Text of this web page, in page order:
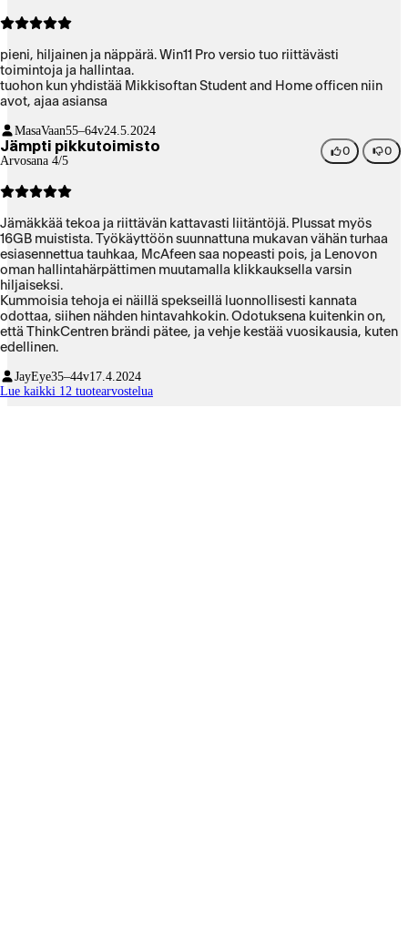
pieni, hiljainen ja näppärä. Win11 Pro versio tuo riittävästi
toimintoja ja hallintaa.
tuohon kun yhdistää Mikkisoftan Student and Home officen niin
avot, ajaa asiansa
MasaVaan55–64v24.5.2024
Jämpti pikkutoimisto
Arvosana 4/5
0 0
Jämäkkää tekoa ja riittävän kattavasti liitäntöjä. Plussat myös
16GB muistista. Työkäyttöön suunnattuna mukavan vähän turhaa
esiasennettua tauhkaa, McAfeen saa nopeasti pois, ja Lenovon
oman hallintahärpättimen muutamalla klikkauksella varsin
hiljaiseksi.
Kummoisia tehoja ei näillä spekseillä luonnollisesti kannata
odottaa, siihen nähden hintavahkokin. Odotuksena kuitenkin on,
että ThinkCentren brändi pätee, ja vehje kestää vuosikausia, kuten
edellinen.
JayEye35–44v17.4.2024
Lue kaikki 12 tuotearvostelua